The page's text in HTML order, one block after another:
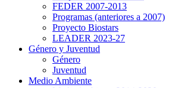
FEDER 2007-2013
Programas (anteriores a 2007)
Proyecto Biostars
LEADER 2023-27
Género y Juventud
Género
Juventud
Medio Ambiente